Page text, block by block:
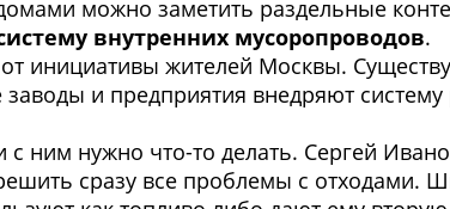
можно заметить раздельные
внутренних мусоропроводов.
инициативы жителей Москвы.
и предприятия внедряют систему
ним нужно что-то делать. Сергей
сразу все проблемы с отходами.